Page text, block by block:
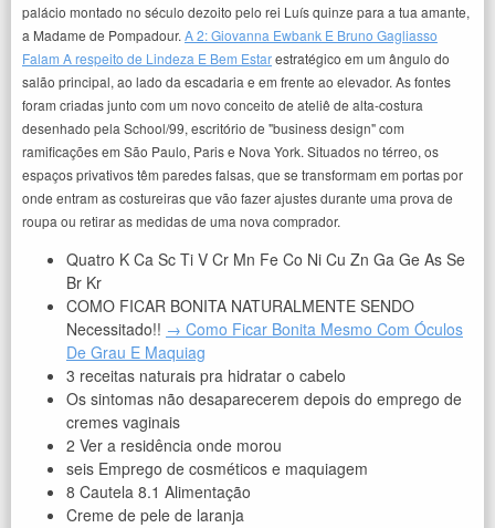
palácio montado no século dezoito pelo rei Luís quinze para a tua amante,
a Madame de Pompadour. A 2: Giovanna Ewbank E Bruno Gagliasso
Falam A respeito de Lindeza E Bem Estarestratégico em um ângulo do
salão principal, ao lado da escadaria e em frente ao elevador. As fontes
foram criadas junto com um novo conceito de ateliê de alta-costura
desenhado pela School/99, escritório de "business design" com
ramificações em São Paulo, Paris e Nova York. Situados no térreo, os
espaços privativos têm paredes falsas, que se transformam em portas por
onde entram as costureiras que vão fazer ajustes durante uma prova de
roupa ou retirar as medidas de uma nova comprador.
Quatro K Ca Sc Ti V Cr Mn Fe Co Ni Cu Zn Ga Ge As Se
Br Kr
COMO FICAR BONITA NATURALMENTE SENDO
Necessitado!! → Como Ficar Bonita Mesmo Com Óculos
De Grau E Maquiag
3 receitas naturais pra hidratar o cabelo
Os sintomas não desaparecerem depois do emprego de
cremes vaginais
2 Ver a residência onde morou
seis Emprego de cosméticos e maquiagem
8 Cautela 8.1 Alimentação
Creme de pele de laranja